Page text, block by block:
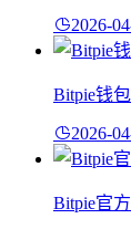
2026-
Bitpie钱
2026-
Bitpie官